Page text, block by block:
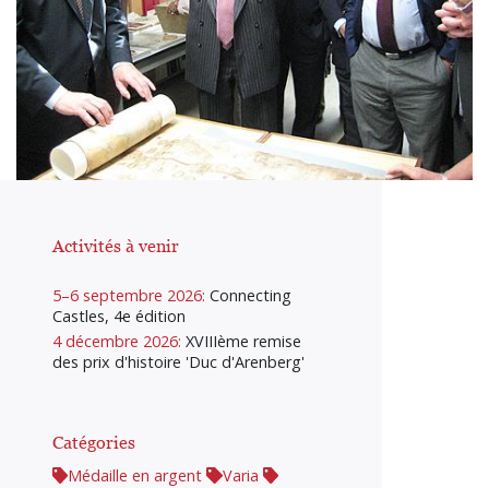
Activités à venir
5–6 septembre 2026: Connecting
Castles, 4e édition
4 décembre 2026: XVIIIème remise
des prix d'histoire 'Duc d'Arenberg'
Catégories
Médaille en argent
Varia